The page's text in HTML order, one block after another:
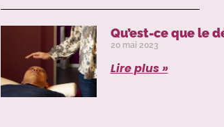
Qu’est-ce que le
20 mai 2023
Lire plus »